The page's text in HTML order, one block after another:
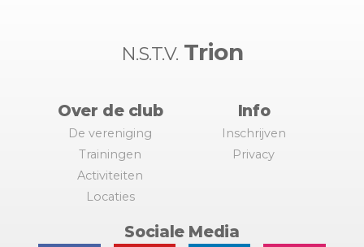
N.S.T.V. Trion
Over de club
De vereniging
Trainingen
Activiteiten
Locaties
Info
Inschrijven
Privacy
Sociale Media